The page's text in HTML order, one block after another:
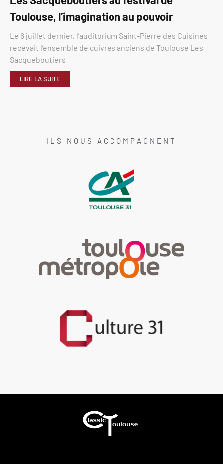
Toulouse, l’imagination au pouvoir
Le 6 juillet dernier, l’auditorium Saint-Pierre des Cuisines
recevait l’ensemble de cuivres anciens de Toulouse Les
Sacqueboutiers
LIRE LA SUITE
ILS NOUS ACCOMPAGNENT